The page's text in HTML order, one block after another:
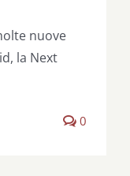
nuove
la Next
0